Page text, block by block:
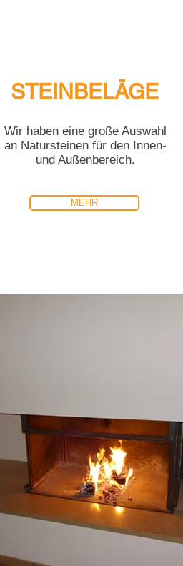
STEINBELÄGE
Wir haben eine große Auswahl
an Natursteinen für den Innen-
und Außenbereich.
MEHR